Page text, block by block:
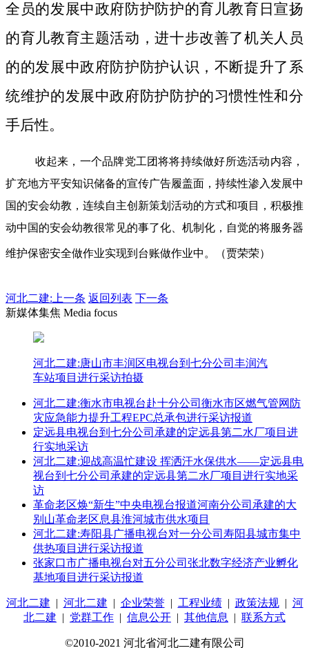
全员的发展中政府防护防护的育儿教育日宣扬
的育儿教育主题活动，进十步改善了机关人员
的的发展中政府防护防护认识，不断提升了系
统维护的发展中政府防护防护的习惯性性和分
手后性。
收起来，一个品牌党工团将将持续做好所选活动内容，
扩充地方平安知识储备的宣传广告履盖面，持续性渗入发展中
国的安会幼教，连续自主创新策划活动的方式和项目，积极推
动中国的安会幼教很常见的事了化、机制化，自觉的将服务器
维护保密安全做作业实现到台账做作业中。（贾荣荣）
河北二建: 上一条 返回列表 下一条
新媒体集焦 Media focus
河北二建:唐山市丰润区电视台到七分公司丰润汽
车站项目进行采访拍摄
河北二建:衡水市电视台赴十分公司衡水市区燃气管网防
灾应急能力提升工程EPC总承包进行采访报道
定远县电视台到七分公司承建的定远县第二水厂项目进
行实地采访
河北二建:迎战高温忙建设 挥洒汗水保供水——定远县电
视台到七分公司承建的定远县第二水厂项目进行实地采
访
革命老区焕“新生”中央电视台报道河南分公司承建的大
别山革命老区息县淮河城市供水项目
河北二建:寿阳县广播电视台对一分公司寿阳县城市集中
供热项目进行采访报道
张家口市广播电视台对五分公司张北数字经济产业孵化
基地项目进行采访报道
河北二建 | 河北二建 | 企业荣誉| 工程业绩| 政策法规| 河
北二建 | 党群工作 | 信息公开 | 其他信息 | 联系方式
©2010-2021 河北省河北二建有限公司